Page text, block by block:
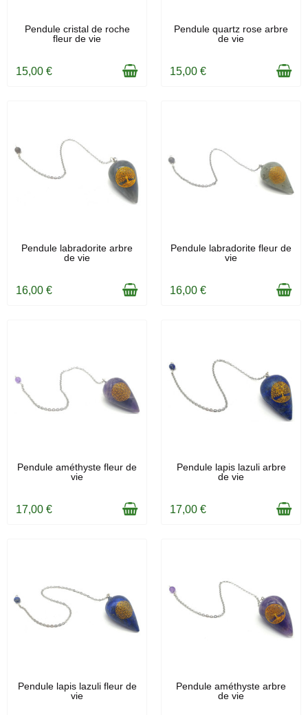
EN STOCK
Pendule cristal de roche
fleur de vie
15,00 €
EN STOCK
Pendule quartz rose arbre
de vie
15,00 €
EN STOCK
Pendule labradorite arbre
de vie
16,00 €
EN STOCK
Pendule labradorite fleur de
vie
16,00 €
EN STOCK
Pendule améthyste fleur de
vie
17,00 €
EN STOCK
Pendule lapis lazuli arbre
de vie
17,00 €
EN STOCK
Pendule lapis lazuli fleur de
vie
EN STOCK
Pendule améthyste arbre
de vie